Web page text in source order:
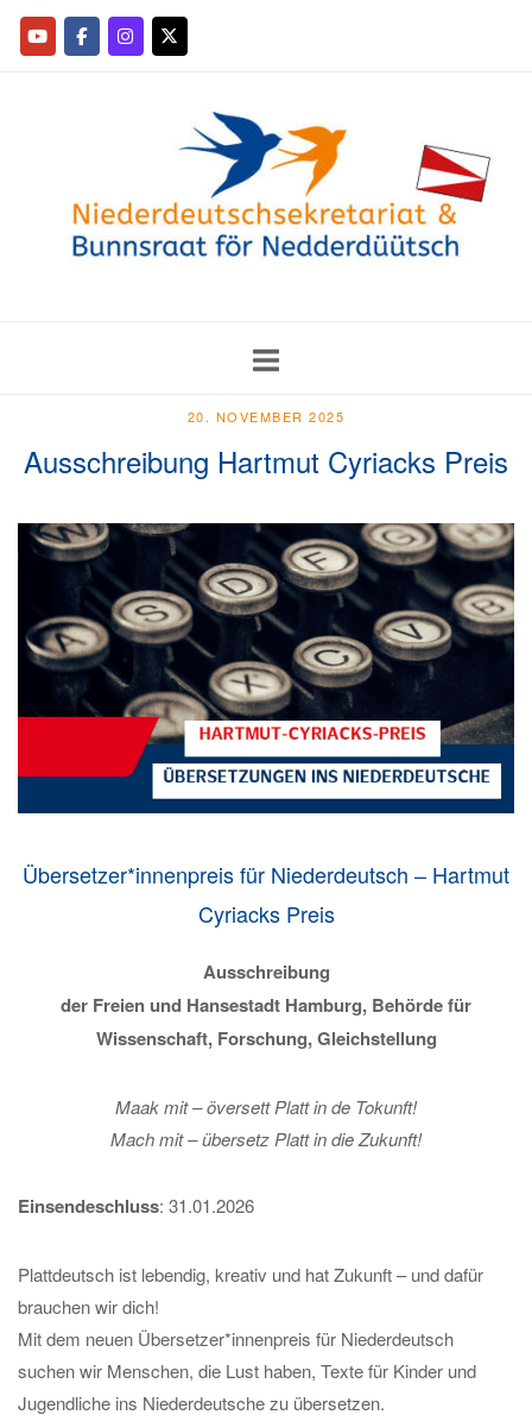
20. NOVEMBER 2025
Ausschreibung Hartmut Cyriacks Preis
Übersetzer*innenpreis für Niederdeutsch – Hartmut
Cyriacks Preis
Ausschreibung
der Freien und Hansestadt Hamburg, Behörde für
Wissenschaft, Forschung, Gleichstellung
Maak mit – översett Platt in de Tokunft!
Mach mit – übersetz Platt in die Zukunft!
Einsendeschluss: 31.01.2026
Plattdeutsch ist lebendig, kreativ und hat Zukunft – und dafür
brauchen wir dich!
Mit dem neuen Übersetzer*innenpreis für Niederdeutsch
suchen wir Menschen, die Lust haben, Texte für Kinder und
Jugendliche ins Niederdeutsche zu übersetzen.